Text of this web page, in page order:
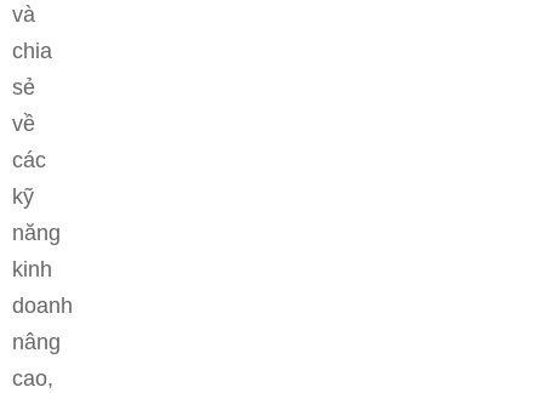
và
chia
sẻ
về
các
kỹ
năng
kinh
doanh
nâng
cao,